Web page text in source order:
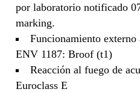
por laboratorio notificado
marking.
Funcionamiento externo
ENV 1187: Broof (t1)
Reacción al fuego de
Euroclass E